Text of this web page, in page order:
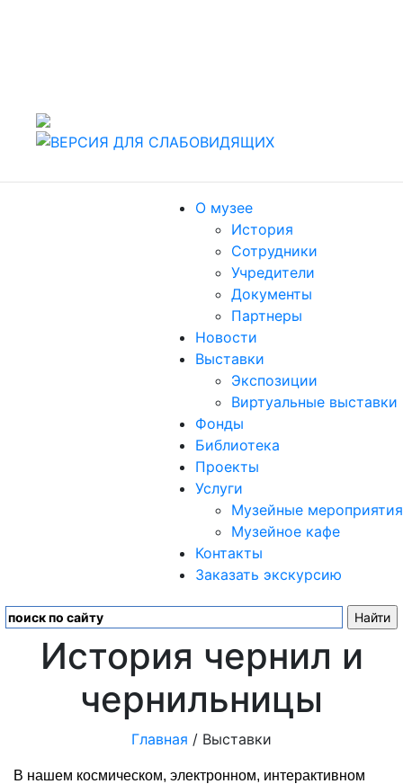
О музее
История
Сотрудники
Учредители
Документы
Партнеры
Новости
Выставки
Экспозиции
Виртуальные выставки
Фонды
Библиотека
Проекты
Услуги
Музейные мероприятия
Музейное кафе
Контакты
Заказать экскурсию
История чернил и
чернильницы
Главная / Выставки
В нашем космическом, электронном, интерактивном